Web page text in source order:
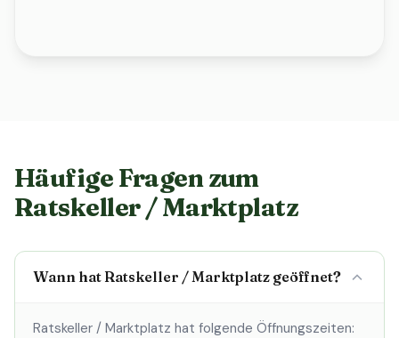
Häufige Fragen zum
Ratskeller / Marktplatz
Wann hat Ratskeller / Marktplatz geöffnet?
Ratskeller / Marktplatz hat folgende Öffnungszeiten: